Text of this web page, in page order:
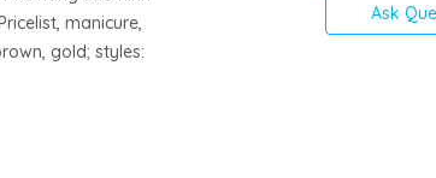
manicure,
gold; styles:
Ask